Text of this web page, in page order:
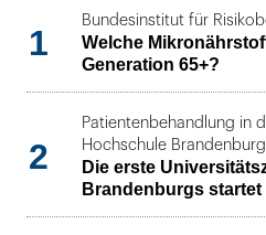
1
Bundesinstitut für
Welche
Generation 65+?
2
Patientenbehandlung in
Hochschule Brandenburg
Die erste
Brandenburgs